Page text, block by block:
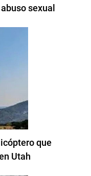
sexual
que
Utah